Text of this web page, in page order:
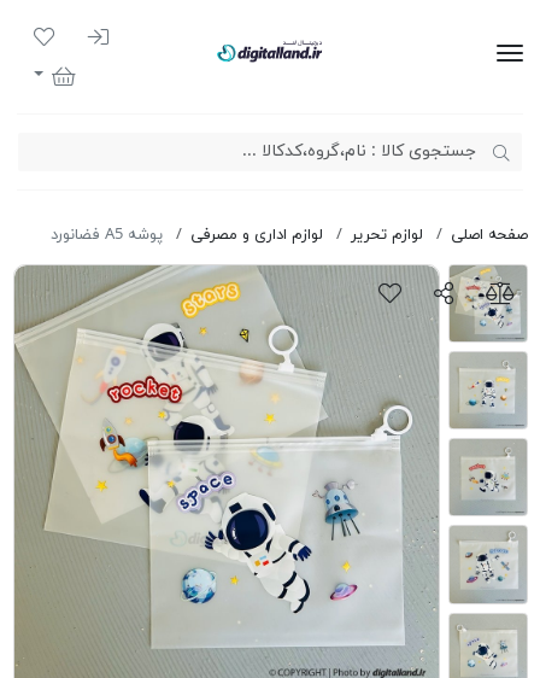
ورود به
لیست
سبد خرید
صفحه اصلی لوازم تحریر لوازم اداری و مصرفی پوشه A5 فضانورد